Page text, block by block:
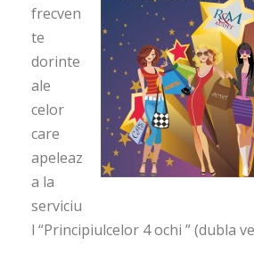
frecven
te
dorinte
ale
celor
care
apeleaz
a la
serviciu
l “Principiulcelor 4 ochi ” (dubla